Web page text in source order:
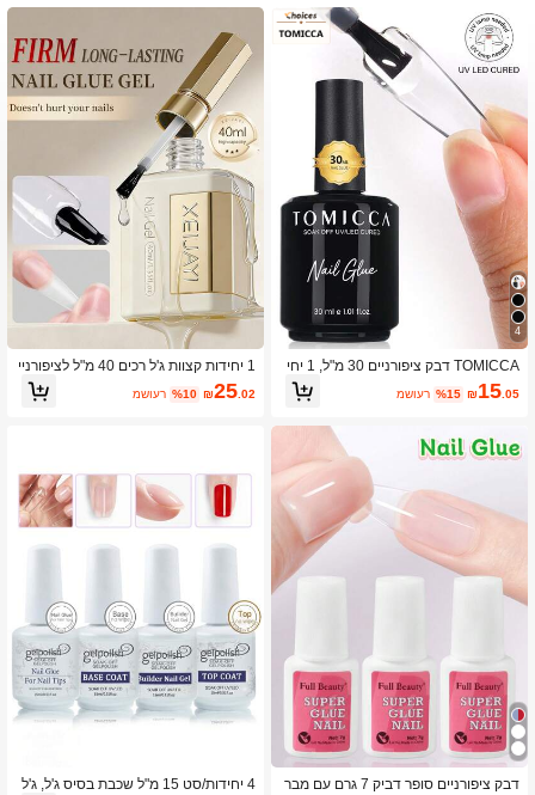
4.92 28K עוקבים
4.92 28K עוקבים
28K עוקבים
28K עוקבים
28K עוקבים
4.92
4
TOMICCA דבק ציפורניים 30 מ"ל, 1 יחי
דה – התייבשות מהירה תחת מנורת LE
D/UV, ניתן להסרה בהשריה, דבק עמיד ל
₪15.05
%15 משוער
דבק ציפורניים סופר דביק 7 גרם עם מבר
1 יחידות קצוות ג'ל רכים 40 מ"ל לציפורניי
ם, לק ג'ל UV/LED נשלף, דבק להארכת
ציפורניים מלאכותיות קצרות
₪25.02
%10 משוער
4 יחידות/סט 15 מ"ל שכבת בסיס ג'ל, ג'ל